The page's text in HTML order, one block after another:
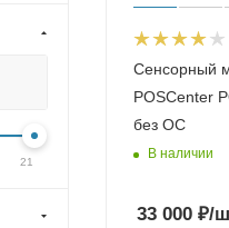
Сенсорный
POSCenter
без ОС
В наличии
33 000 ₽/
21